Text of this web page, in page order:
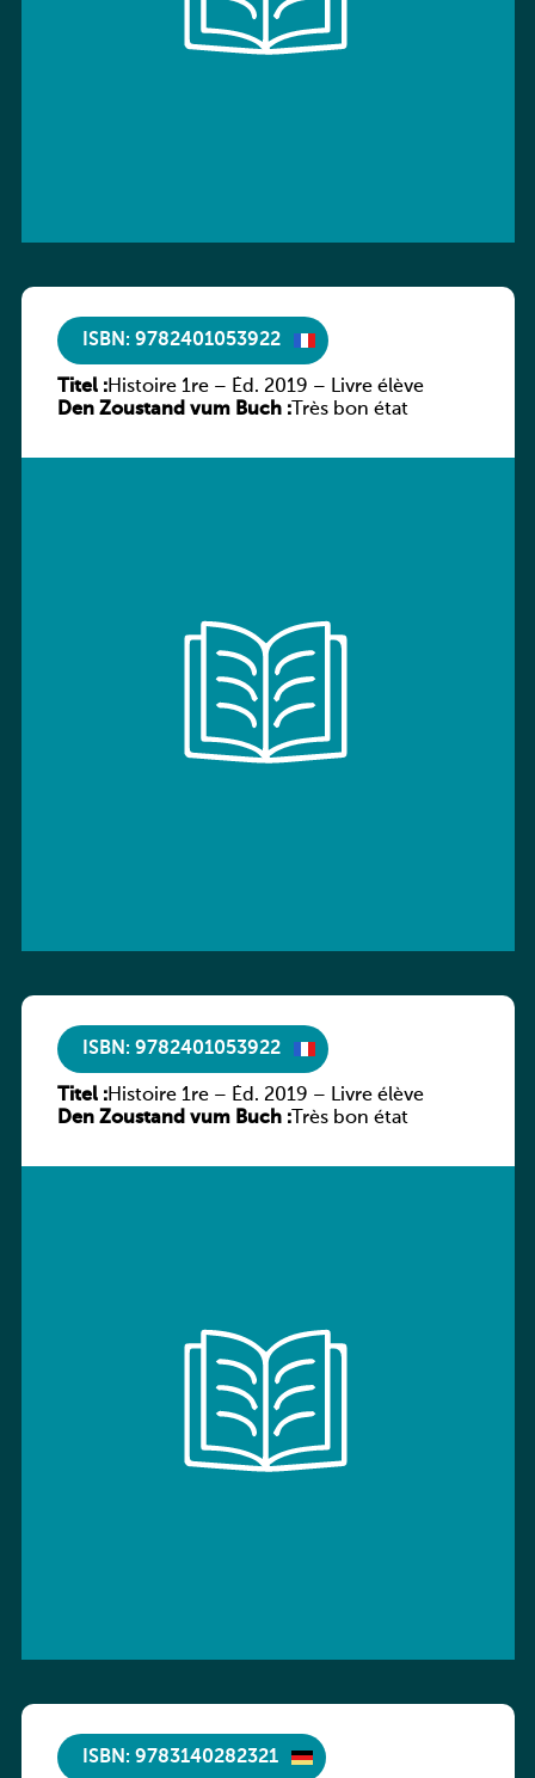
ISBN: 9782401053922
Titel :Histoire 1re – Éd. 2019 – Livre élève
Den Zoustand vum Buch :Très bon état
ISBN: 9782401053922
Titel :Histoire 1re – Éd. 2019 – Livre élève
Den Zoustand vum Buch :Très bon état
ISBN: 9783140282321